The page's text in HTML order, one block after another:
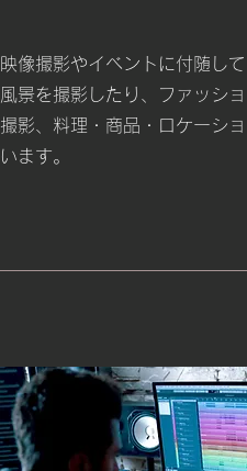
映像撮影やイベントに付随し
風景を撮影したり、ファッシ
撮影、料理・商品・ロケーシ
います。